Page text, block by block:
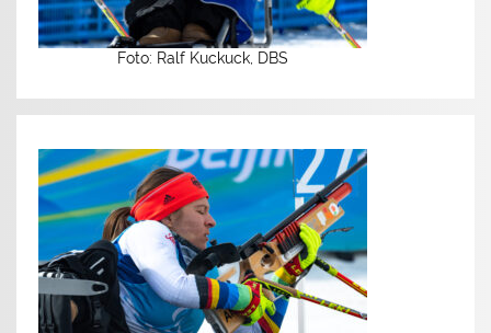
Foto: Ralf Kuckuck, DBS